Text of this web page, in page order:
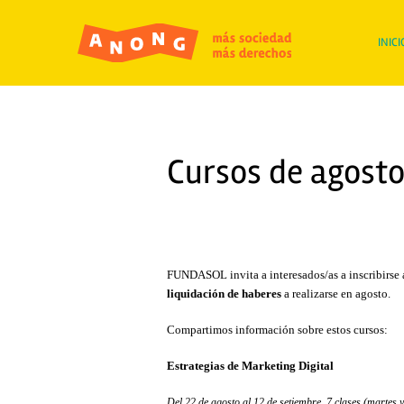
Cursos de
FUNDASOL invita a interesados/as a inscribirse
liquidación de haberes a realizarse en agosto.
Compartimos información sobre estos cursos:
Estrategias de Marketing Digital